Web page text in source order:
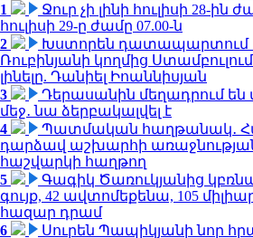
1
Ջուր չի լինի հուլիսի 28-ին
հուլիսի 29-ը ժամը 07.00-ն
2
Խստորեն դատապարտում
Ռուբինյանի կողմից
լինելը. Դանիել Իոաննիսյան
3
Դերասանին մեղադրում
մեջ․ նա ձերբակալվել է
4
Պատմական հաղթանակ․
դարձավ աշխարհի
հաշվարկի հաղթող
5
Գագիկ Ծառուկյանից
գույք, 42 ավտոմեքենա, 105
հազար դրամ
6
Սուրեն Պապիկյանի նոր